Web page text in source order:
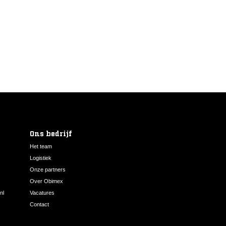
Ons bedrijf
Het team
Logistiek
Onze partners
Over Obimex
Vacatures
Contact